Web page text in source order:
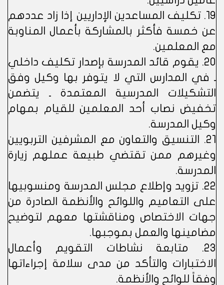
19. تكليف المساعدين الإداريين إذا زاد عددهم
عن خمسة فأكثر بالمشاركة بأعمال المناوبة
مع المعلمين.
20. يقوم قائد المدرسة بإصدار تكليف داخلي
ـ في المدارس التي لا يتوفر بها وكيل وفق
التشكيلات المدرسية المعتمدة ـ يتضمن
تخفيض نصاب أحد المعلمين للقيام بمهام
وكيل المدرسة.
21. التنسيق والتعاون مع المشرفين التربويين
وغيرهم ممن تقتضي طبيعة عملهم زيارة
المدرسة.
22. تزويد وإطلاع مجلس المدرسة ومنسوبيها
على التعاميم واللوائح والأنظمة الصادرة من
جهات الاختصاص ومناقشتها معهم لتوضيح
مضامينها والعمل بموجبها.
23. متابعة نشاطات التقويم وأعمال
الاختبارات والتأكد من مدى سلامة إجراءاتها
وفقاً للوائح والأنظمة.